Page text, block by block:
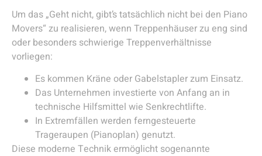
Um das „Geht nicht, gibt’s tatsächlich nicht bei den Piano
Movers“ zu realisieren, wenn Treppenhäuser zu eng sind
oder besonders schwierige Treppenverhältnisse
vorliegen:
Es kommen Kräne oder Gabelstapler zum Einsatz.
Das Unternehmen investierte von Anfang an in
technische Hilfsmittel wie Senkrechtlifte.
In Extremfällen werden ferngesteuerte
Trageraupen (Pianoplan) genutzt.
Diese moderne Technik ermöglicht sogenannte